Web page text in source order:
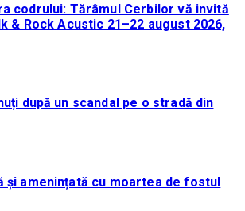
codrului: Tărâmul Cerbilor vă invită
& Rock Acustic 21–22 august 2026,
după un scandal pe o stradă din
și amenințată cu moartea de fostul